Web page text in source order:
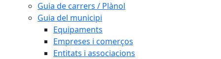
Guia de carrers / Plànol
Guia del municipi
Equipaments
Empreses i comerços
Entitats i associacions